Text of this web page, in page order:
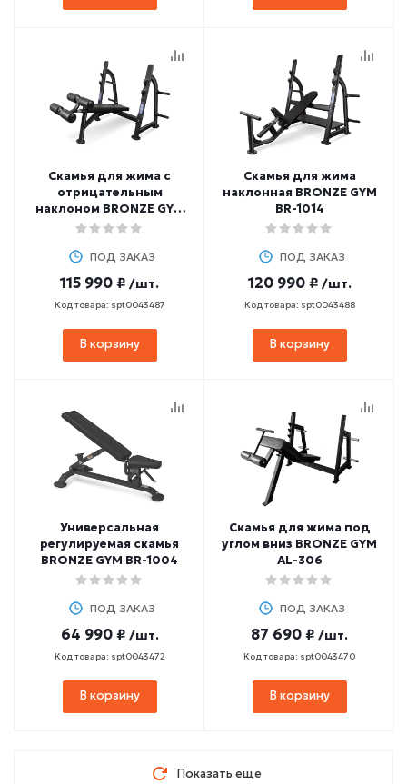
Скамья для жима с
отрицательным
наклоном BRONZE GYM
BR-1013
ПОД ЗАКАЗ
115 990 ₽ /шт.
Код товара: spt0043487
В корзину
Скамья для жима
наклонная BRONZE GYM
BR-1014
ПОД ЗАКАЗ
120 990 ₽ /шт.
Код товара: spt0043488
В корзину
Универсальная
регулируемая скамья
BRONZE GYM BR-1004
ПОД ЗАКАЗ
64 990 ₽ /шт.
Код товара: spt0043472
В корзину
Скамья для жима под
углом вниз BRONZE GYM
AL-306
ПОД ЗАКАЗ
87 690 ₽ /шт.
Код товара: spt0043470
В корзину
Показать еще